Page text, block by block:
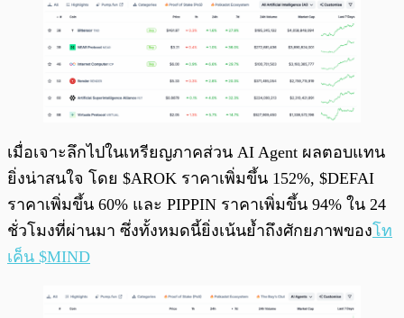
เมื่อเจาะลึกไปในเหรียญภาคส่วน AI Agent ผลตอบแทน
ยิ่งน่าสนใจ โดย $AROK ราคาเพิ่มขึ้น 152%, $DEFAI
ราคาเพิ่มขึ้น 60% และ PIPPIN ราคาเพิ่มขึ้น 94% ใน 24
ชั่วโมงที่ผ่านมา ซึ่งทั้งหมดนี้ยิ่งเน้นย้ำถึงศักยภาพของโท
เค็น $MIND